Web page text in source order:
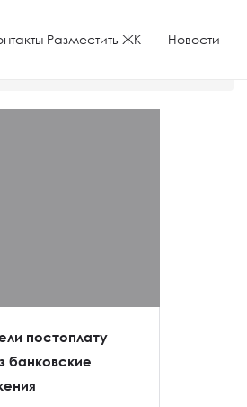
Разместить ЖК Новости
постоплату
банковские